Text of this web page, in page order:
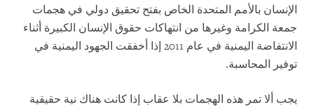
الإنسان بالأمم المتحدة الخاص بفتح تحقيق دولي في هجمات
جمعة الكرامة وغيرها من انتهاكات حقوق الإنسان الكبيرة أثناء
الانتفاضة اليمنية في عام 2011 إذا أخفقت الجهود اليمنية في
توفير المحاسبة.
يجب ألا تمر هذه الهجمات بلا عقاب إذا كانت هناك نية حقيقية